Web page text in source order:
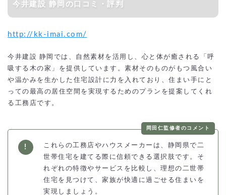
今井建設 静岡の口コミ・評判
http://kk-imai.com/
今井建設 静岡では、自然素材を活用し、心と体が癒される「呼
吸する木の家」を提供しています。素材そのものがもつ風合い
や温かみを生かした住宅設計に力を入れており、住まい手にと
っての最高の居住空間を実現するためのプランを提案してくれ
る工務店です。
岡田仁監修者のコメント
これらの工務店やハウスメーカーは、静岡県で二
世帯住宅を建てる際に信頼できる選択肢です。そ
れぞれの特徴やサービスを比較し、理想の二世帯
住宅を見つけて、家族が快適に過ごせる住まいを
実現しましょう。